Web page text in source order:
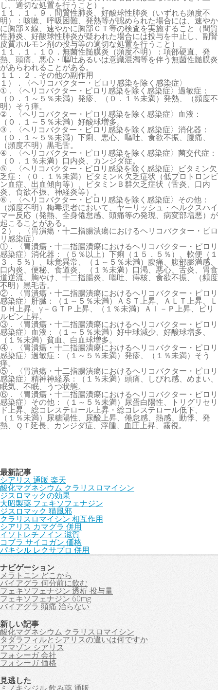
し、適切な処置を行うこと）。
１１．１．９．間質性肺炎、好酸球性肺炎（いずれも頻度不
明）：咳嗽、呼吸困難、発熱等が認められた場合には、速やか
に胸部Ｘ線、速やかに胸部ＣＴ等の検査を実施すること（間質
性肺炎、好酸球性肺炎が疑われた場合には投与を中止し、副腎
皮質ホルモン剤の投与等の適切な処置を行うこと）。
１１．１．１０．無菌性髄膜炎（頻度不明）：項部硬直、発
熱、頭痛、悪心・嘔吐あるいは意識混濁等を伴う無菌性髄膜炎
があらわれることがある。
１１．２．その他の副作用
１）．〈ヘリコバクター・ピロリ感染を除く感染症〉
①．〈ヘリコバクター・ピロリ感染を除く感染症〉過敏症：
（０．１～５％未満）発疹、（０．１％未満）発熱、（頻度不
明）そう痒。
②．〈ヘリコバクター・ピロリ感染を除く感染症〉血液：
（０．１～５％未満）好酸球増多。
③．〈ヘリコバクター・ピロリ感染を除く感染症〉消化器：
（０．１～５％未満）下痢、悪心、嘔吐、食欲不振、腹痛、
（頻度不明）黒毛舌。
④．〈ヘリコバクター・ピロリ感染を除く感染症〉菌交代症：
（０．１％未満）口内炎、カンジダ症。
⑤．〈ヘリコバクター・ピロリ感染を除く感染症〉ビタミン欠
乏症：（０．１％未満）ビタミンＫ欠乏症状（低プロトロンビ
ン血症、出血傾向等）、ビタミンＢ群欠乏症状（舌炎、口内
炎、食欲不振、神経炎等）。
⑥．〈ヘリコバクター・ピロリ感染を除く感染症〉その他：
（頻度不明）梅毒患者において、ヤーリッシュ・ヘルクスハイ
マー反応（発熱、全身倦怠感、頭痛等の発現、病変部増悪）が
起こることがある。
２）．〈胃潰瘍・十二指腸潰瘍におけるヘリコバクター・ピロ
リ感染症〉
①．〈胃潰瘍・十二指腸潰瘍におけるヘリコバクター・ピロリ
感染症〉消化器：（５％以上）下痢（１５．５％）、軟便（１
３．５％）、味覚異常、（１～５％未満）腹痛、腹部膨満感、
口内炎、便秘、食道炎、（１％未満）口渇、悪心、舌炎、胃食
道逆流、胸やけ、十二指腸炎、嘔吐、痔核、食欲不振、（頻度
不明）黒毛舌。
②．〈胃潰瘍・十二指腸潰瘍におけるヘリコバクター・ピロリ
感染症〉肝臓：（１～５％未満）ＡＳＴ上昇、ＡＬＴ上昇、Ｌ
ＤＨ上昇、γ－ＧＴＰ上昇、（１％未満）Ａｌ－Ｐ上昇、ビリ
ルビン上昇。
③．〈胃潰瘍・十二指腸潰瘍におけるヘリコバクター・ピロリ
感染症〉血液：（１～５％未満）好中球減少、好酸球増多、
（１％未満）貧血、白血球増多。
④．〈胃潰瘍・十二指腸潰瘍におけるヘリコバクター・ピロリ
感染症〉過敏症：（１～５％未満）発疹、（１％未満）そう
痒。
⑤．〈胃潰瘍・十二指腸潰瘍におけるヘリコバクター・ピロリ
感染症〉精神神経系：（１％未満）頭痛、しびれ感、めまい、
眠気、不眠、うつ状態。
⑥．〈胃潰瘍・十二指腸潰瘍におけるヘリコバクター・ピロリ
感染症〉その他：（１～５％未満）尿蛋白陽性、トリグリセリ
ド上昇、総コレステロール上昇・総コレステロール低下、
（１％未満）尿糖陽性、尿酸上昇、倦怠感、熱感、動悸、発
熱、ＱＴ延長、カンジダ症、浮腫、血圧上昇、霧視。
最新記事
シアリス 通販 楽天
酸化マグネシウム クラリスロマイシン
ジスロマックの効果
大昭製薬 フェキソフェナジン
ジスロマック 猫風邪
クラリスロマイシン 相互作用
シアリス カマグラ 併用
イソトレチノイン 滋賀
コブラ サイコガン 価格
パキシル レクサプロ 併用
ナビゲーション
メラトニン どこから
バイアグラ 何分前に飲む
フェキソフェナジン 透析 投与量
フェキソフェナジン 60mg
バイアグラ 頭痛 治らない
新しい記事
酸化マグネシウム クラリスロマイシン
タダラフィルとシアリスの違いは何ですか
アマゾン シアリス
フォシーガ 会社
フォシーガ 価格
見逃した